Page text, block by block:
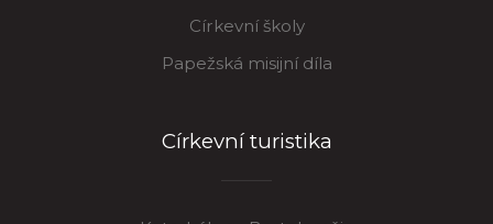
Církevní školy
Papežská misijní díla
Církevní turistika